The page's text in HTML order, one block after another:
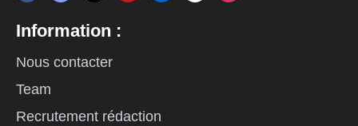
Information :
Nous contacter
Team
Recrutement rédaction